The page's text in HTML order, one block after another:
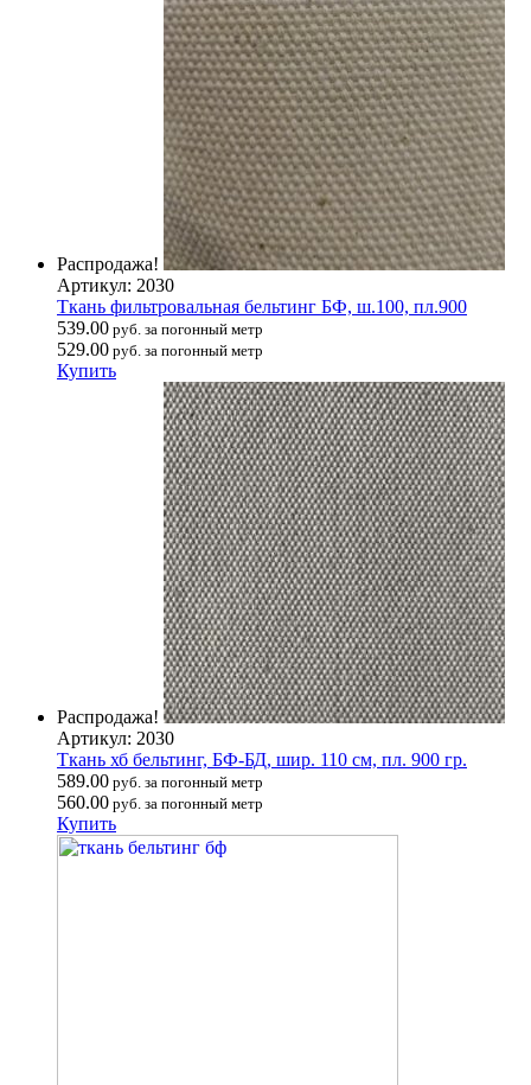
Распродажа!
Артикул: 2030
Ткань фильтровальная бельтинг БФ, ш.100, пл.900
539.00 руб. за погонный метр
529.00 руб. за погонный метр
Купить
Распродажа!
Артикул: 2030
Ткань хб бельтинг, БФ-БД, шир. 110 см, пл. 900 гр.
589.00 руб. за погонный метр
560.00 руб. за погонный метр
Купить